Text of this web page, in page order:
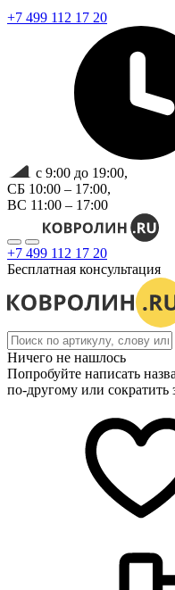
+7 499 112 17 20
с 9:00 до 19:00,
СБ 10:00 – 17:00,
ВС 11:00 – 17:00
+7 499 112 17 20
Бесплатная консультация
Ничего не нашлось
Попробуйте написать
по-другому или сократить